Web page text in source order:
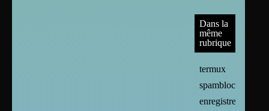
Dans la
même
rubrique
termux
spamblocker
enregistrer